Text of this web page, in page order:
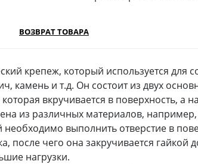
ВОЗВРАТ ТОВАРА
крепеж, который используется для
камень и т.д. Он состоит из двух
вкручивается в поверхность, а
из различных материалов,
необходимо выполнить отверстие в
после чего она закручивается
нагрузки.